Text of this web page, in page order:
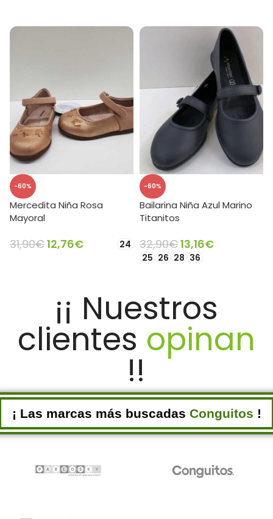
-60%
Mercedita Niña Rosa
Mayoral
31,90€12,76€ 24
-60%
Bailarina Niña Azul Marino
Titanitos
32,90€13,16€
25 26 28 36
¡¡ Nuestros
clientes opinan
!!
¡ Las marcas más buscadas Conguitos !